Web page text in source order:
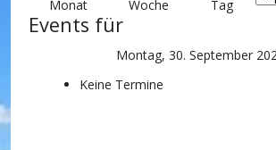
Events für
Montag, 30. September
Keine Termine